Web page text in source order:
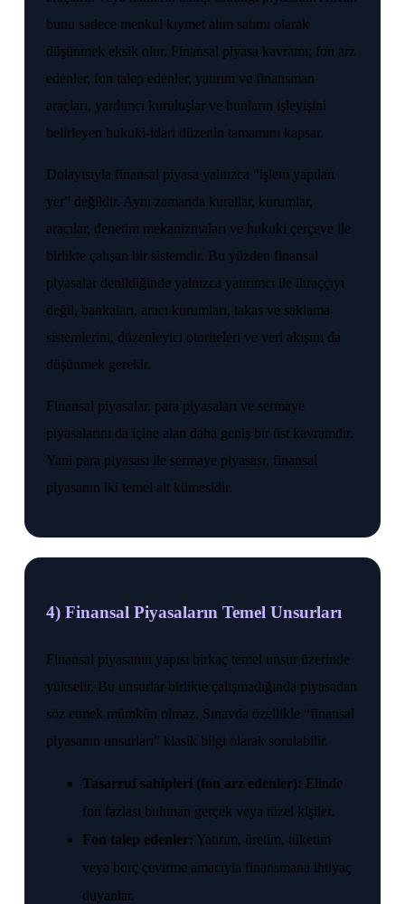
bunu sadece menkul kıymet alım satımı olarak
düşünmek eksik olur. Finansal piyasa kavramı; fon arz
edenler, fon talep edenler, yatırım ve finansman
araçları, yardımcı kuruluşlar ve bunların işleyişini
belirleyen hukuki-idari düzenin tamamını kapsar.
Dolayısıyla finansal piyasa yalnızca “işlem yapılan
yer” değildir. Aynı zamanda kurallar, kurumlar,
aracılar, denetim mekanizmaları ve hukuki çerçeve ile
birlikte çalışan bir sistemdir. Bu yüzden finansal
piyasalar denildiğinde yalnızca yatırımcı ile ihraççıyı
değil, bankaları, aracı kurumları, takas ve saklama
sistemlerini, düzenleyici otoriteleri ve veri akışını da
düşünmek gerekir.
Finansal piyasalar, para piyasaları ve sermaye
piyasalarını da içine alan daha geniş bir üst kavramdır.
Yani para piyasası ile sermaye piyasası, finansal
piyasanın iki temel alt kümesidir.
4) Finansal Piyasaların Temel Unsurları
Finansal piyasanın yapısı birkaç temel unsur üzerinde
yükselir. Bu unsurlar birlikte çalışmadığında piyasadan
söz etmek mümkün olmaz. Sınavda özellikle “finansal
piyasanın unsurları” klasik bilgi olarak sorulabilir.
Tasarruf sahipleri (fon arz edenler): Elinde
fon fazlası bulunan gerçek veya tüzel kişiler.
Fon talep edenler: Yatırım, üretim, tüketim
veya borç çevirme amacıyla finansmana ihtiyaç
duyanlar.